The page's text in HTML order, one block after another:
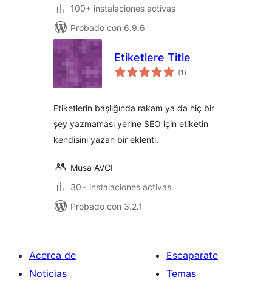
100+ instalaciones activas
Probado con 6.9.6
Etiketlere Title
(1 total
de
)
Etiketlerin başlığında rakam ya da hiç bir
şey yazmaması yerine SEO için etiketin
kendisini yazan bir eklenti.
Musa AVCI
30+ instalaciones activas
Probado con 3.2.1
Acerca de
Noticias
Escaparate
Temas